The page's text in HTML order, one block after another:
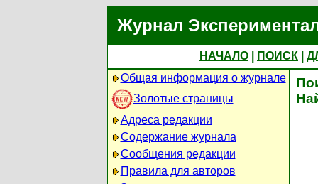
Журнал
НАЧАЛО ПОИСК
Общая информация о журнале
Золотые страницы
Адреса редакции
Содержание журнала
Сообщения редакции
Правила для авторов